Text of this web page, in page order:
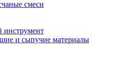
смеси
и сыпучие материалы